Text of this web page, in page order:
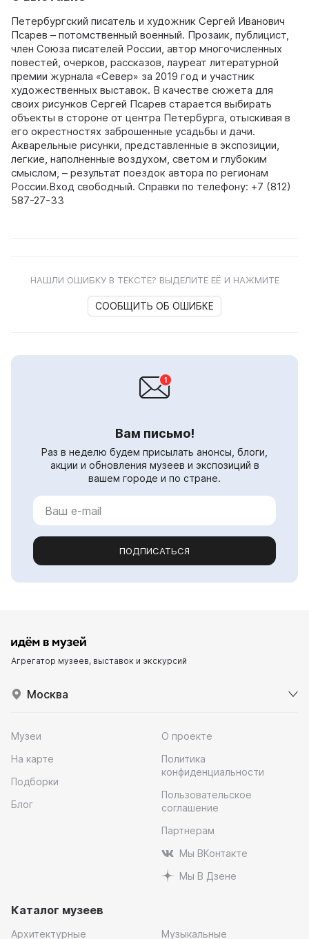
Петербургский писатель и художник Сергей Иванович
Псарев – потомственный военный. Прозаик, публицист,
член Союза писателей России, автор многочисленных
повестей, очерков, рассказов, лауреат литературной
премии журнала «Север» за 2019 год и участник
художественных выставок. В качестве сюжета для
своих рисунков Сергей Псарев старается выбирать
объекты в стороне от центра Петербурга, отыскивая в
его окрестностях заброшенные усадьбы и дачи.
Акварельные рисунки, представленные в экспозиции,
легкие, наполненные воздухом, светом и глубоким
смыслом, – результат поездок автора по регионам
России.Вход свободный. Справки по телефону: +7 (812)
587-27-33
НАШЛИ ОШИБКУ В ТЕКСТЕ? ВЫДЕЛИТЕ ЕЁ И НАЖМИТЕ
СООБЩИТЬ ОБ ОШИБКЕ
Вам письмо!
Раз в неделю будем присылать анонсы, блоги,
акции и обновления музеев и экспозиций в
вашем городе и по стране.
ПОДПИСАТЬСЯ
Агрегатор музеев, выставок и экскурсий
Москва
Музеи
На карте
Подборки
Блог
О проекте
Политика
конфиденциальности
Пользовательское
соглашение
Партнерам
Мы ВКонтакте
Мы В Дзене
Каталог музеев
Архитектурные Музыкальные